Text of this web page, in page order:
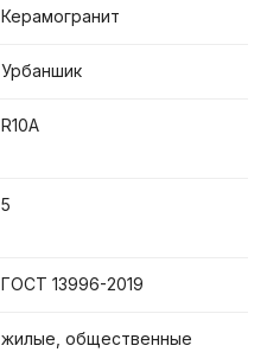
Керамогранит
Урбаншик
R10A
5
ГОСТ 13996-2019
жилые, общественные